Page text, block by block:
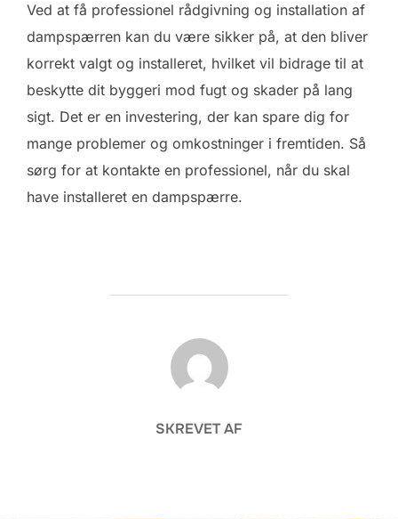
Ved at få professionel rådgivning og installation af
dampspærren kan du være sikker på, at den bliver
korrekt valgt og installeret, hvilket vil bidrage til at
beskytte dit byggeri mod fugt og skader på lang
sigt. Det er en investering, der kan spare dig for
mange problemer og omkostninger i fremtiden. Så
sørg for at kontakte en professionel, når du skal
have installeret en dampspærre.
FORFATTER
SKREVET AF